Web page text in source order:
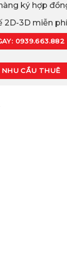
ký hợp
2D-3D miễn
0939.663.882
NHU CẦU THUÊ